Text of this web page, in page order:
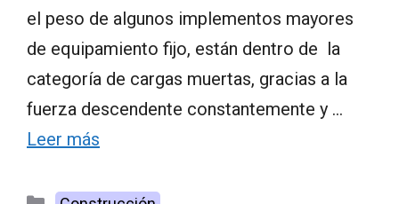
el peso de algunos implementos mayores
de equipamiento fijo, están dentro de la
categoría de cargas muertas, gracias a la
fuerza descendente constantemente y …
Leer más